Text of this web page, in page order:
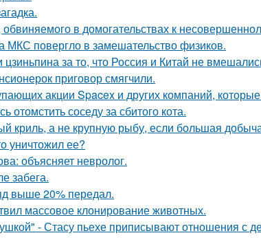
в домогательствах к
МКС повергло в замешательство физиков.
цзиньпина за то, что Россия и Китай не
приговор смягчили.
акции Spacex и других компаний,
соседу за сбитого кота.
криль, а не крупную рыбу, если большая
уничтожил ее?
объясняет невролог.
забега.
выше 20% передал.
массовое клонирование животных.
- Стасу пьехе приписывают отношения с